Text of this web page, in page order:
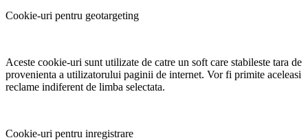
Cookie-uri pentru geotargeting
Aceste cookie-uri sunt utilizate de catre un soft care stabileste tara de
provenienta a utilizatorului paginii de internet. Vor fi primite aceleasi
reclame indiferent de limba selectata.
Cookie-uri pentru inregistrare